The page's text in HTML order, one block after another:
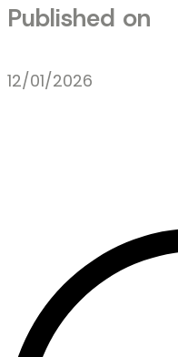
Published on
12/01/2026